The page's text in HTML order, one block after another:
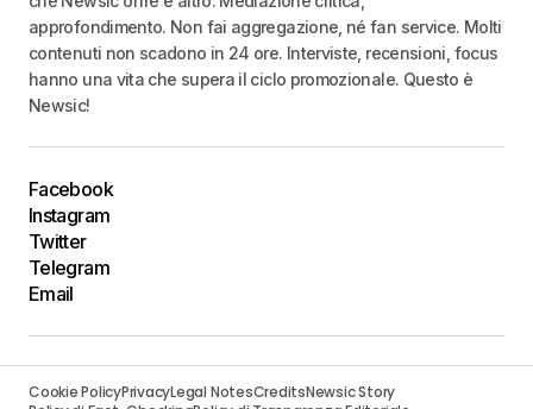
approfondimento. Non fai aggregazione, né fan service. Molti
contenuti non scadono in 24 ore. Interviste, recensioni, focus
hanno una vita che supera il ciclo promozionale. Questo è
Newsic!
Facebook
Instagram
Twitter
Telegram
Email
Cookie PolicyPrivacyLegal NotesCreditsNewsic Story